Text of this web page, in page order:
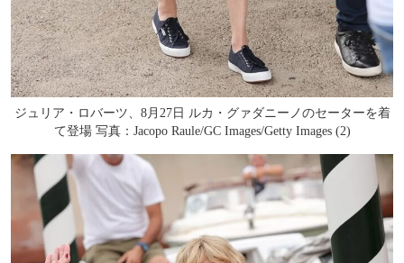
ジュリア・ロバーツ、8月27日 ルカ・グァダニーノのセーターを着
て登場 写真：Jacopo Raule/GC Images/Getty Images (2)